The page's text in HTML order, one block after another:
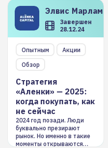
Элвис Марламов
Завершен
28.12.24
Опытным
Акции
Обзор
Стратегия
«Аленки» — 2025:
когда покупать, как
не сейчас
2024 год позади. Люди
буквально презирают
рынок. Но именно в такие
моменты открываются